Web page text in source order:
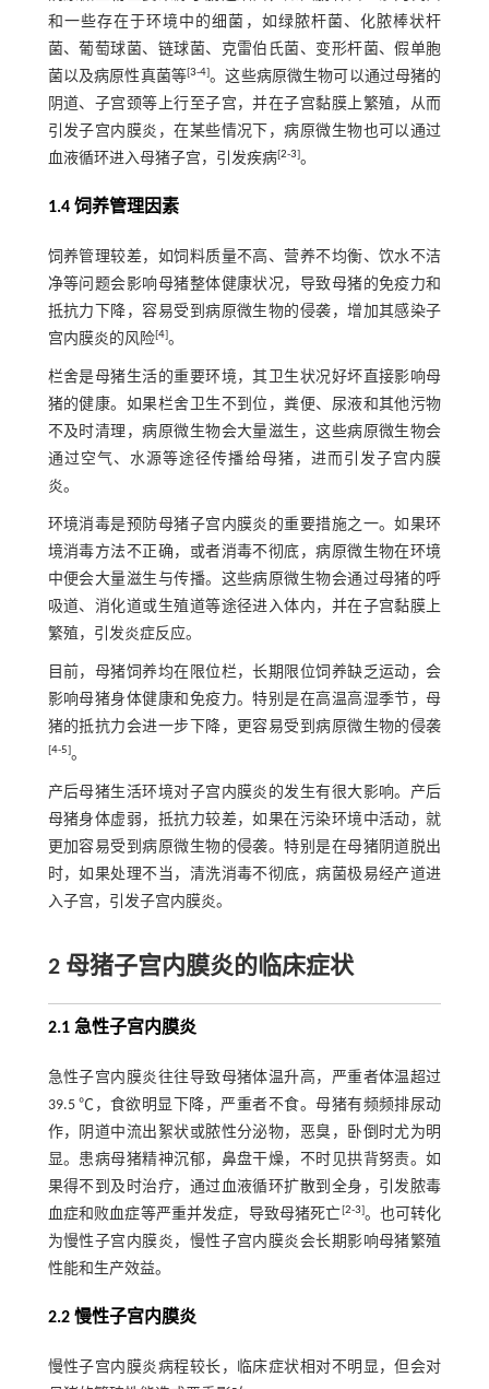
和一些存在于环境中的细菌，如绿脓杆菌、化脓棒状杆
菌、葡萄球菌、链球菌、克雷伯氏菌、变形杆菌、假单胞
菌以及病原性真菌等[3-4]。这些病原微生物可以通过母猪的
阴道、子宫颈等上行至子宫，并在子宫黏膜上繁殖，从而
引发子宫内膜炎，在某些情况下，病原微生物也可以通过
血液循环进入母猪子宫，引发疾病[2-3]。
1.4 饲养管理因素
饲养管理较差，如饲料质量不高、营养不均衡、饮水不洁
净等问题会影响母猪整体健康状况，导致母猪的免疫力和
抵抗力下降，容易受到病原微生物的侵袭，增加其感染子
宫内膜炎的风险[4]。
栏舍是母猪生活的重要环境，其卫生状况好坏直接影响母
猪的健康。如果栏舍卫生不到位，粪便、尿液和其他污物
不及时清理，病原微生物会大量滋生，这些病原微生物会
通过空气、水源等途径传播给母猪，进而引发子宫内膜
炎。
环境消毒是预防母猪子宫内膜炎的重要措施之一。如果环
境消毒方法不正确，或者消毒不彻底，病原微生物在环境
中便会大量滋生与传播。这些病原微生物会通过母猪的呼
吸道、消化道或生殖道等途径进入体内，并在子宫黏膜上
繁殖，引发炎症反应。
目前，母猪饲养均在限位栏，长期限位饲养缺乏运动，会
影响母猪身体健康和免疫力。特别是在高温高湿季节，母
猪的抵抗力会进一步下降，更容易受到病原微生物的侵袭
[4-5]。
产后母猪生活环境对子宫内膜炎的发生有很大影响。产后
母猪身体虚弱，抵抗力较差，如果在污染环境中活动，就
更加容易受到病原微生物的侵袭。特别是在母猪阴道脱出
时，如果处理不当，清洗消毒不彻底，病菌极易经产道进
入子宫，引发子宫内膜炎。
2 母猪子宫内膜炎的临床症状
2.1 急性子宫内膜炎
急性子宫内膜炎往往导致母猪体温升高，严重者体温超过
39.5 ℃，食欲明显下降，严重者不食。母猪有频频排尿动
作，阴道中流出絮状或脓性分泌物，恶臭，卧倒时尤为明
显。患病母猪精神沉郁，鼻盘干燥，不时见拱背努责。如
果得不到及时治疗，通过血液循环扩散到全身，引发脓毒
血症和败血症等严重并发症，导致母猪死亡[2-3]。也可转化
为慢性子宫内膜炎，慢性子宫内膜炎会长期影响母猪繁殖
性能和生产效益。
2.2 慢性子宫内膜炎
慢性子宫内膜炎病程较长，临床症状相对不明显，但会对